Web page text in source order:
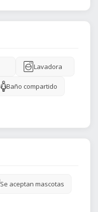
Lavadora
Baño compartido
Se aceptan mascotas